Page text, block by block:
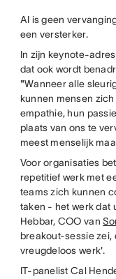
AI is geen
een versterker.
In zijn keynote-
dat ook wordt
"Wanneer alle
kunnen mensen
empathie, hun
plaats van ons te
meest menselijk
Voor organisaties
repetitief werk met
teams zich kunnen
taken - het werk dat
Hebbar, COO van
breakout-sessie zei,
vreugdeloos werk'.
IT-panelist Cal